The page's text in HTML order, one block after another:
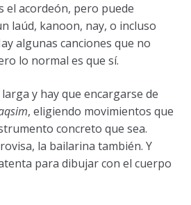
el acordeón, pero puede
laúd, kanoon, nay, o incluso
algunas canciones que no
lo normal es que sí.
y hay que encargarse de
, eligiendo movimientos que
concreto que sea.
la bailarina también. Y
para dibujar con el cuerpo